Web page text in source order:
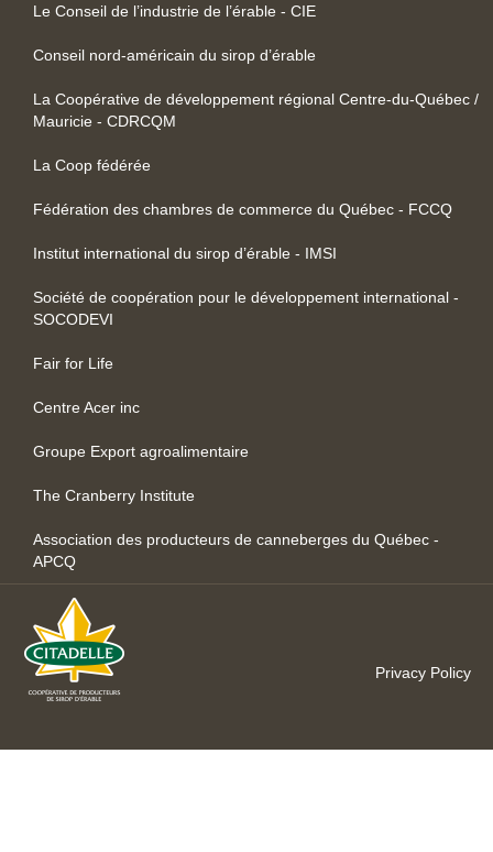
Le Conseil de l’industrie de l’érable - CIE
Conseil nord-américain du sirop d’érable
La Coopérative de développement régional Centre-du-Québec /
Mauricie - CDRCQM
La Coop fédérée
Fédération des chambres de commerce du Québec - FCCQ
Institut international du sirop d’érable - IMSI
Société de coopération pour le développement international -
SOCODEVI
Fair for Life
Centre Acer inc
Groupe Export agroalimentaire
The Cranberry Institute
Association des producteurs de canneberges du Québec -
APCQ
Privacy Policy